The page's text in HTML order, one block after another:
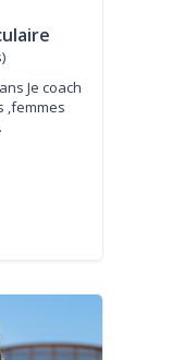
Je coach
,femmes